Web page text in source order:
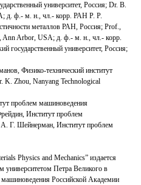
университет, Россия; Dr. B.
д. ф.‑ м. н., чл.‑ корр. РАН Р. Р.
металлов РАН, Россия; Prof.,
Arbor, USA; д. ф.‑ м. н., чл.‑ корр.
университет, Россия;
Физико-технический институт
Zhou, Nanyang Technological
проблем машиноведения
Институт проблем
Г. Шейнерман, Институт проблем
Physics and Mechanics” издается
университетом Петра Великого в
Российской Академии